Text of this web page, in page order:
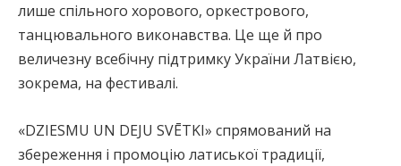
лише спільного хорового, оркестрового,
танцювального виконавства. Це ще й про
величезну всебічну підтримку України Латвією,
зокрема, на фестивалі.
«DZIESMU UN DEJU SVĒTKI» спрямований на
збереження і промоцію латиської традиції,